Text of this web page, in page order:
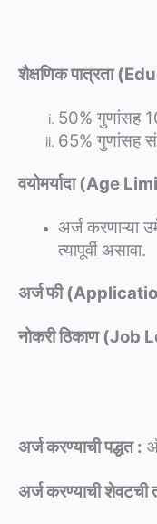
शैक्षणिक पात्रता
50% गुणांसह
65% गुणांसह
वयोमर्यादा (Age
अर्ज करणाऱ्या
त्यापूर्वी असावा.
अर्ज फी
नोकरी ठिकाण (Job
अर्ज करण्याची पद्धत :
अर्ज करण्याची शेवटची